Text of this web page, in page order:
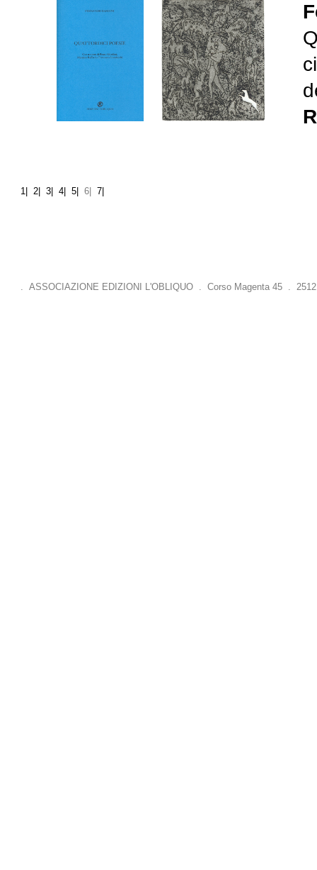
1| 2| 3| 4| 5| 6|7|
. ASSOCIAZIONE EDIZIONI L'OBLIQUO . Corso Magenta 45 .